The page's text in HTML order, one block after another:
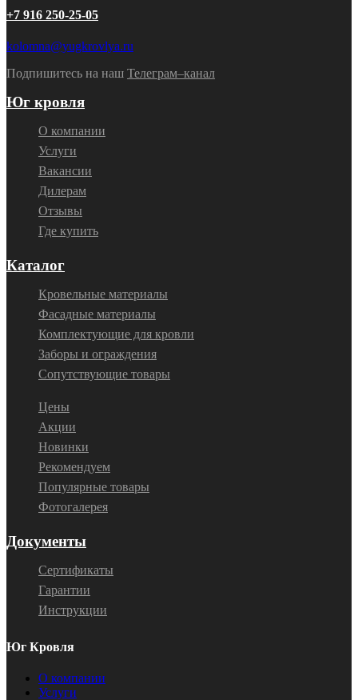
+7 916 250-25-05
kolomna@yugkrovlya.ru
Подпишитесь на наш Телеграм–канал
Юг кровля
О компании
Услуги
Вакансии
Дилерам
Отзывы
Где купить
Каталог
Кровельные материалы
Фасадные материалы
Комплектующие для кровли
Заборы и ограждения
Сопутствующие товары
Цены
Акции
Новинки
Рекомендуем
Популярные товары
Фотогалерея
Документы
Сертификаты
Гарантии
Инструкции
Юг Кровля
О компании
Услуги